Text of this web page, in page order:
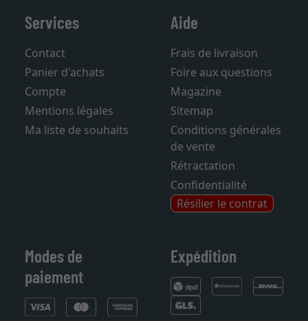
Services
Contact
Panier d'achats
Compte
Mentions légales
Ma liste de souhaits
Aide
Frais de livraison
Foire aux questions
Magazine
Sitemap
Conditions générales
de vente
Rétractation
Confidentialité
Résilier le contrat
Modes de
paiement
Expédition